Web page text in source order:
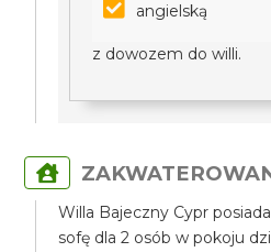
angielską
z dowozem do willi.
Willa Bajeczny Cypr
sofę dla 2 osób w pokoju